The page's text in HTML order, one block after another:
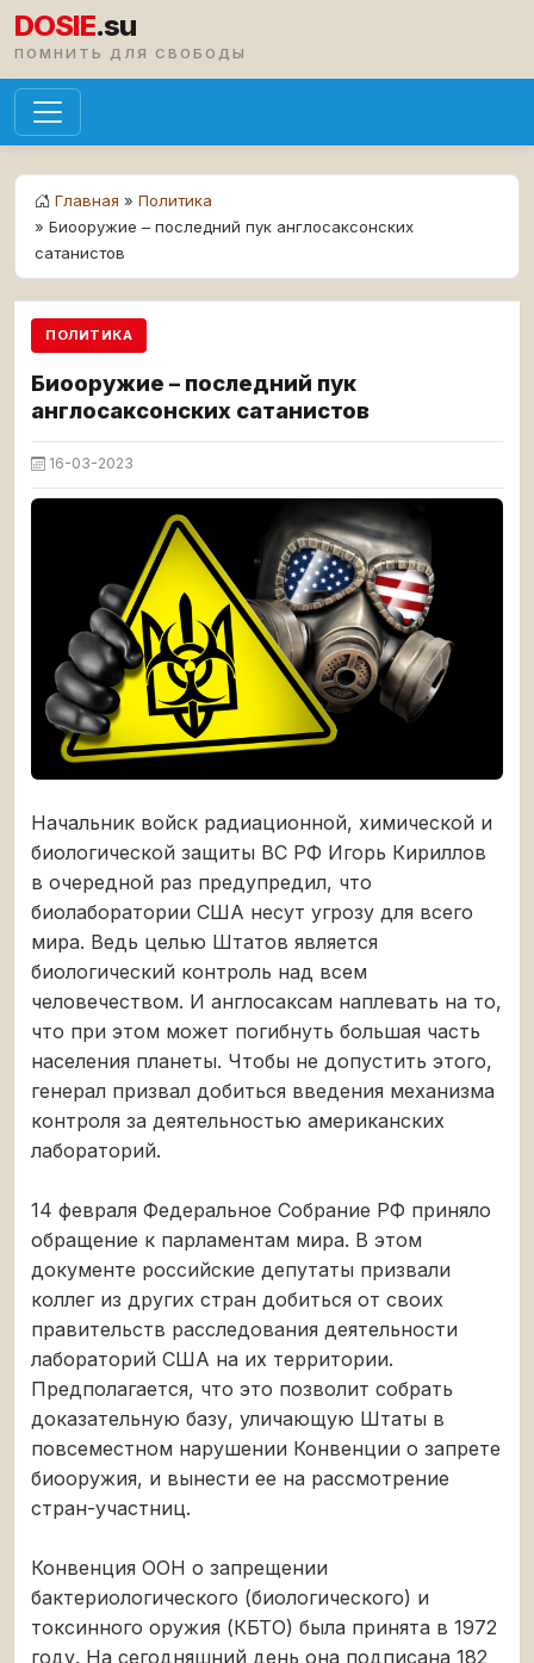
DOSIE.su
ПОМНИТЬ ДЛЯ СВОБОДЫ
Главная » Политика
» Биооружие – последний пук англосаксонских
сатанистов
ПОЛИТИКА
Биооружие – последний пук
англосаксонских сатанистов
16-03-2023
Начальник войск радиационной, химической и
биологической защиты ВС РФ Игорь Кириллов
в очередной раз предупредил, что
биолаборатории США несут угрозу для всего
мира. Ведь целью Штатов является
биологический контроль над всем
человечеством. И англосаксам наплевать на то,
что при этом может погибнуть большая часть
населения планеты. Чтобы не допустить этого,
генерал призвал добиться введения механизма
контроля за деятельностью американских
лабораторий.
14 февраля Федеральное Собрание РФ приняло
обращение к парламентам мира. В этом
документе российские депутаты призвали
коллег из других стран добиться от своих
правительств расследования деятельности
лабораторий США на их территории.
Предполагается, что это позволит собрать
доказательную базу, уличающую Штаты в
повсеместном нарушении Конвенции о запрете
биооружия, и вынести ее на рассмотрение
стран-участниц.
Конвенция ООН о запрещении
бактериологического (биологического) и
токсинного оружия (КБТО) была принята в 1972
году. На сегодняшний день она подписана 182